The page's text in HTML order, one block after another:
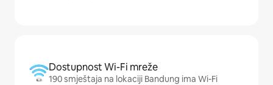
Dostupnost Wi-Fi mreže
190 smještaja na lokaciji Bandung ima Wi-Fi